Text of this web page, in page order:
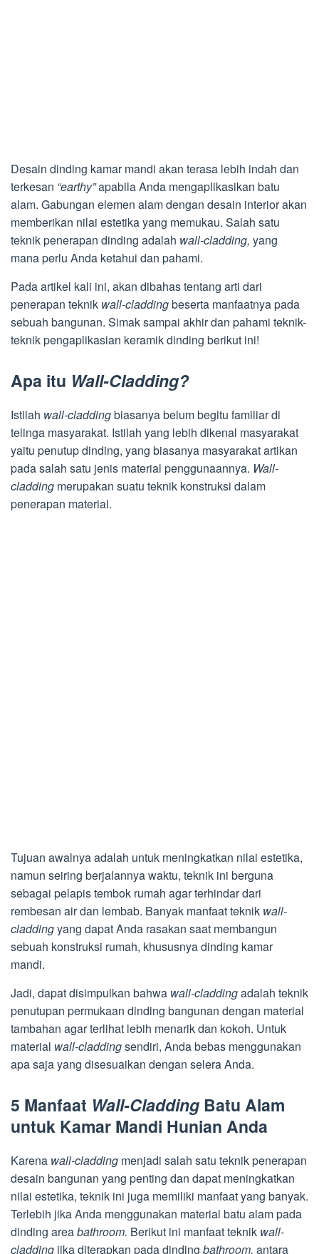
Desain dinding kamar mandi akan terasa lebih indah dan
terkesan “earthy”apabila Anda mengaplikasikan batu
alam. Gabungan elemen alam dengan desain interior akan
memberikan nilai estetika yang memukau. Salah satu
teknik penerapan dinding adalah wall-cladding, yang
mana perlu Anda ketahui dan pahami.
Pada artikel kali ini, akan dibahas tentang arti dari
penerapan teknik wall-claddingbeserta manfaatnya pada
sebuah bangunan. Simak sampai akhir dan pahami teknik-
teknik pengaplikasian keramik dinding berikut ini!
Apa itu Wall-Cladding?
Istilah wall-claddingbiasanya belum begitu familiar di
telinga masyarakat. Istilah yang lebih dikenal masyarakat
yaitu penutup dinding, yang biasanya masyarakat artikan
pada salah satu jenis material penggunaannya. Wall-
cladding merupakan suatu teknik konstruksi dalam
penerapan material.
Tujuan awalnya adalah untuk meningkatkan nilai estetika,
namun seiring berjalannya waktu, teknik ini berguna
sebagai pelapis tembok rumah agar terhindar dari
rembesan air dan lembab. Banyak manfaat teknik wall-
claddingyang dapat Anda rasakan saat membangun
sebuah konstruksi rumah, khususnya dinding kamar
mandi.
Jadi, dapat disimpulkan bahwa wall-claddingadalah teknik
penutupan permukaan dinding bangunan dengan material
tambahan agar terlihat lebih menarik dan kokoh. Untuk
material wall-claddingsendiri, Anda bebas menggunakan
apa saja yang disesuaikan dengan selera Anda.
5 Manfaat Wall-Cladding Batu Alam
untuk Kamar Mandi Hunian Anda
Karena wall-cladding menjadi salah satu teknik penerapan
desain bangunan yang penting dan dapat meningkatkan
nilai estetika, teknik ini juga memiliki manfaat yang banyak.
Terlebih jika Anda menggunakan material batu alam pada
dinding areabathroom. Berikut ini manfaat teknik wall-
cladding jika diterapkan pada dinding bathroom, antara